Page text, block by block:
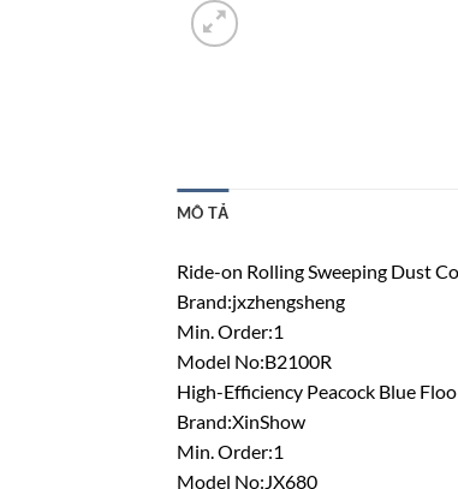
MÔ TẢ
Ride-on Rolling Sweeping Dust
Brand:jxzhengsheng
Min. Order:1
Model No:B2100R
High-Efficiency Peacock Blue
Brand:XinShow
Min. Order:1
Model No:JX680